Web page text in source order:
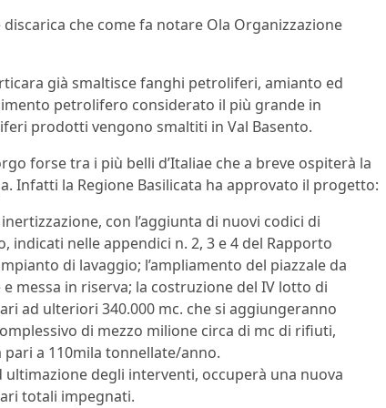
che come fa notare Ola Organizzazione
già smaltisce fanghi petroliferi, amianto ed
petrolifero considerato il più grande in
prodotti vengono smaltiti in Val Basento.
forse tra i più belli d’Italiae che a breve ospiterà la
Infatti la Regione Basilicata ha approvato il progetto:
con l’aggiunta di nuovi codici di
nelle appendici n. 2, 3 e 4 del Rapporto
di lavaggio; l’ampliamento del piazzale da
messa in riserva; la costruzione del IV lotto di
ad ulteriori 340.000 mc. che si aggiungeranno
di mezzo milione circa di mc di rifiuti,
a 110mila tonnellate/anno.
degli interventi, occuperà una nuova
totali impegnati.